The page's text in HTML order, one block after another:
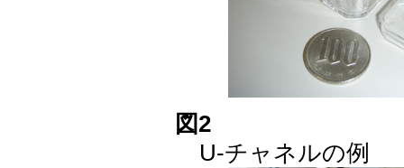
図2
U-チャネルの例